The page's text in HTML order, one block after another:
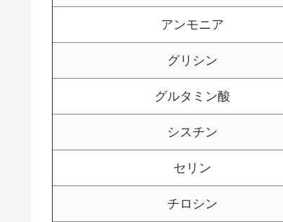
アンモニア
グリシン
グルタミン酸
シスチン
セリン
チロシン